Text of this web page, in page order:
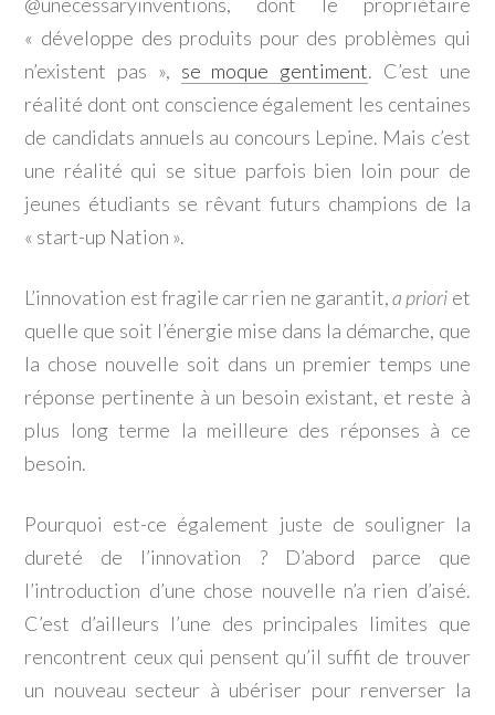
@unecessaryinventions, dont le propriétaire
« développe des produits pour des problèmes qui
n’existent pas », se moque gentiment. C’est une
réalité dont ont conscience également les centaines
de candidats annuels au concours Lepine. Mais c’est
une réalité qui se situe parfois bien loin pour de
jeunes étudiants se rêvant futurs champions de la
« start-up Nation ».
L’innovation est fragile car rien ne garantit,a priori et
quelle que soit l’énergie mise dans la démarche, que
la chose nouvelle soit dans un premier temps une
réponse pertinente à un besoin existant, et reste à
plus long terme la meilleure des réponses à ce
besoin.
Pourquoi est-ce également juste de souligner la
dureté de l’innovation ? D’abord parce que
l’introduction d’une chose nouvelle n’a rien d’aisé.
C’est d’ailleurs l’une des principales limites que
rencontrent ceux qui pensent qu’il suffit de trouver
un nouveau secteur à ubériser pour renverser la